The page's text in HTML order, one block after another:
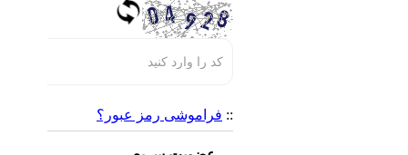
:: فراموشی رمز عبور؟